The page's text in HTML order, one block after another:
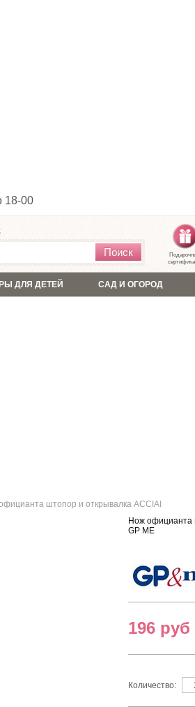
18-00
Поиск
ДЛЯ ДЕТЕЙ САД И ОГОРОД
штопор и открывалка ACCIAI
Нож официанта
GP ME
196 руб
Количество: